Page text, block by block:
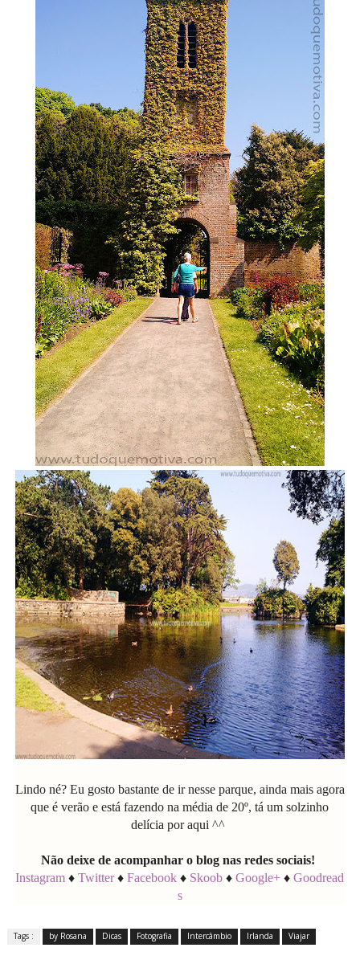
Lindo né? Eu gosto bastante de ir nesse parque, ainda mais agora
que é verão e está fazendo na média de 20º, tá um solzinho
delícia por aqui ^^
Não deixe de acompanhar o blog nas redes sociais!
Instagram ♦Twitter♦Facebook ♦ Skoob ♦ Google+ ♦Goodread
s
Tags : by Rosana Dicas Fotografia Intercâmbio Irlanda Viajar